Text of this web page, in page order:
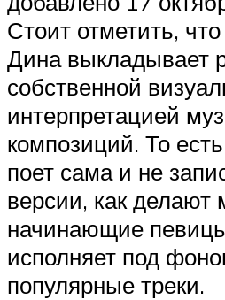
Стоит отметить,
Дина выкладывает
собственной
интерпретацией
композиций. То
поет сама и не
версии, как делают
начинающие
исполняет под
популярные треки.